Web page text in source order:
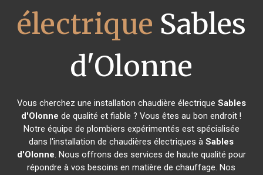
électrique Sables
d'Olonne
Vous cherchez une installation chaudière électrique Sables
d'Olonne de qualité et fiable ? Vous êtes au bon endroit !
Notre équipe de plombiers expérimentés est spécialisée
dans l'installation de chaudières électriques àSables
d'Olonne. Nous offrons des services de haute qualité pour
répondre à vos besoins en matière de chauffage. Nos